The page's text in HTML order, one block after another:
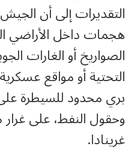
التقديرات إلى أن
هجمات داخل الأراضي
الصواريخ أو الغارات
التحتية أو مواقع
بري محدود للسيطرة
وحقول النفط، على
غرينادا.